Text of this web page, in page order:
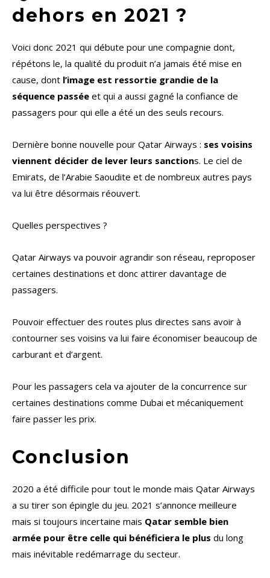
dehors en 2021 ?
Voici donc 2021 qui débute pour une compagnie dont,
répétons le, la qualité du produit n’a jamais été mise en
cause, dont l’image est ressortie grandie de la
séquence passée et qui a aussi gagné la confiance de
passagers pour qui elle a été un des seuls recours.
Dernière bonne nouvelle pour Qatar Airways : ses voisins
viennent décider de lever leurs sanctions. Le ciel de
Emirats, de l’Arabie Saoudite et de nombreux autres pays
va lui être désormais réouvert.
Quelles perspectives ?
Qatar Airways va pouvoir agrandir son réseau, reproposer
certaines destinations et donc attirer davantage de
passagers.
Pouvoir effectuer des routes plus directes sans avoir à
contourner ses voisins va lui faire économiser beaucoup de
carburant et d’argent.
Pour les passagers cela va ajouter de la concurrence sur
certaines destinations comme Dubai et mécaniquement
faire passer les prix.
Conclusion
2020 a été difficile pour tout le monde mais Qatar Airways
a su tirer son épingle du jeu. 2021 s’annonce meilleure
mais si toujours incertaine mais Qatar semble bien
armée pour être celle qui bénéficiera le plus du long
mais inévitable redémarrage du secteur.